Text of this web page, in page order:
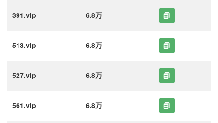
391.vip 6.8万
513.vip 6.8万
527.vip 6.8万
561.vip 6.8万